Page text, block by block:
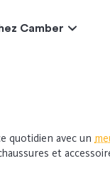
Camber
quotidien avec un
et